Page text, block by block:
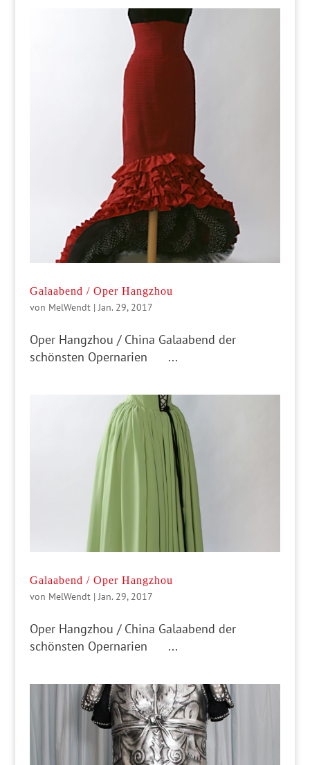
Galaabend / Oper Hangzhou
von MelWendt|Jan. 29, 2017
Oper Hangzhou / China Galaabend der
schönsten Opernarien ...
Galaabend / Oper Hangzhou
von MelWendt|Jan. 29, 2017
Oper Hangzhou / China Galaabend der
schönsten Opernarien ...